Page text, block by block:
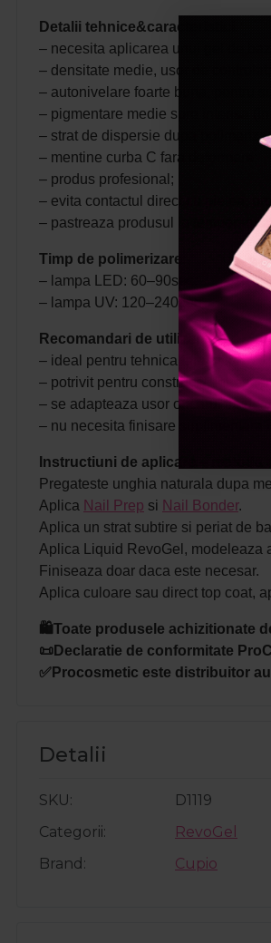
Detalii tehnice&caracteristici
– necesita aplicarea unui gel de
– densitate medie, usor de controlat;
– autonivelare foarte buna, pentru
– pigmentare medie spre intensa (in
– strat de dispersie dupa
– mentine curba C fara deformare;
– produs profesional;
– evita contactul direct cu pielea,
– pastreaza produsul la
Timp de polimerizare
– lampa LED: 60–90sec;
– lampa UV: 120–240sec.
Recomandari de utilizare:
– ideal pentru tehnica fara pilire;
– potrivit pentru constructii,
– se adapteaza usor oricarui tip de
– nu necesita finisare suplimentara
Instructiuni de aplicare – metoda
Pregateste unghia naturala dupa
Aplica Nail Prep si Nail Bonder.
Aplica un strat subtire si periat de
Aplica Liquid RevoGel, modeleaza
Finiseaza doar daca este necesar.
Aplica culoare sau direct top coat,
🛍️Toate produsele achizitionate
📜Declaratie de conformitate
✅Procosmetic este distribuitor
Detalii
SKU
D1119
Categorii
RevoGel
Brand
Cupio